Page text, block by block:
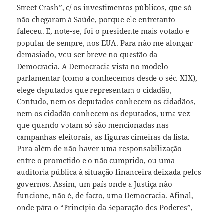
Street Crash”, c/ os investimentos públicos, que só
não chegaram à Saúde, porque ele entretanto
faleceu. E, note-se, foi o presidente mais votado e
popular de sempre, nos EUA. Para não me alongar
demasiado, vou ser breve no questão da
Democracia. A Democracia vista no modelo
parlamentar (como a conhecemos desde o séc. XIX),
elege deputados que representam o cidadão,
Contudo, nem os deputados conhecem os cidadãos,
nem os cidadão conhecem os deputados, uma vez
que quando votam só são mencionadas nas
campanhas eleitorais, as figuras cimeiras da lista.
Para além de não haver uma responsabilização
entre o prometido e o não cumprido, ou uma
auditoria pública à situação financeira deixada pelos
governos. Assim, um país onde a Justiça não
funcione, não é, de facto, uma Democracia. Afinal,
onde pára o “Princípio da Separação dos Poderes”,